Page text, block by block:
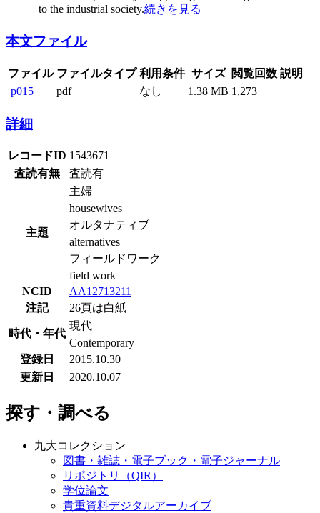
to the industrial society.続きを見る
本文ファイル
ファイル ファイルタイプ 利用条件 サイズ 閲覧回数 説明
p015
pdf なし 1.38 MB 1,273
詳細
レコードID 1543671
査読有無
査読有
主題
主婦
housewives
オルタナティブ
alternatives
フィールドワーク
field work
NCID
AA12713211
注記
26頁は白紙
時代・年代
現代
Contemporary
登録日
2015.10.30
更新日
2020.10.07
探す・調べる
九大コレクション
図書・雑誌・電子ブック・電子ジャーナル
リポジトリ（QIR）
学位論文
貴重資料デジタルアーカイブ